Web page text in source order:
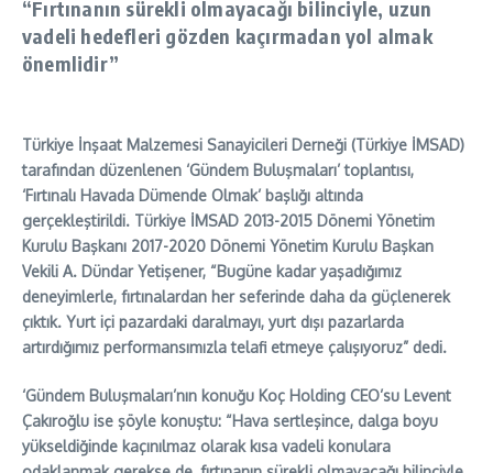
“Fırtınanın sürekli olmayacağı bilinciyle, uzun
vadeli hedefleri gözden kaçırmadan yol almak
önemlidir”
Türkiye İnşaat Malzemesi Sanayicileri Derneği (Türkiye İMSAD)
tarafından düzenlenen ‘Gündem Buluşmaları’ toplantısı,
‘Fırtınalı Havada Dümende Olmak’ başlığı altında
gerçekleştirildi. Türkiye İMSAD 2013-2015 Dönemi Yönetim
Kurulu Başkanı 2017-2020 Dönemi Yönetim Kurulu Başkan
Vekili A. Dündar Yetişener, “Bugüne kadar yaşadığımız
deneyimlerle, fırtınalardan her seferinde daha da güçlenerek
çıktık. Yurt içi pazardaki daralmayı, yurt dışı pazarlarda
artırdığımız performansımızla telafi etmeye çalışıyoruz” dedi.
‘Gündem Buluşmaları’nın konuğu Koç Holding CEO’su Levent
Çakıroğlu ise şöyle konuştu: “Hava sertleşince, dalga boyu
yükseldiğinde kaçınılmaz olarak kısa vadeli konulara